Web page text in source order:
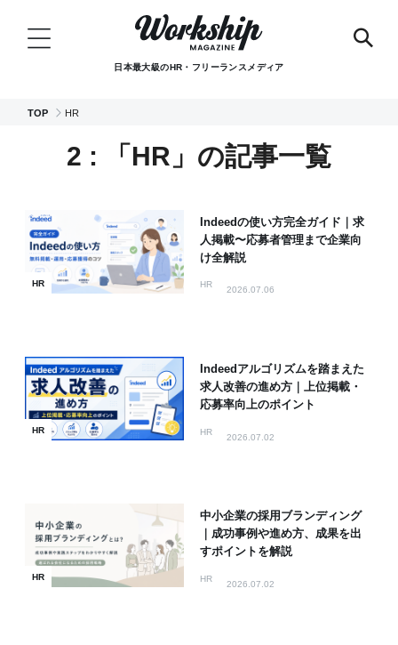
日本最大級のHR・フリーランスメディア
TOP HR
2 : 「HR」の記事一覧
HR
Indeedの使い方完全ガイド｜求
人掲載〜応募者管理まで企業向
け全解説
HR
2026.07.06
HR
Indeedアルゴリズムを踏まえた
求人改善の進め方｜上位掲載・
応募率向上のポイント
HR
2026.07.02
HR
中小企業の採用ブランディング
｜成功事例や進め方、成果を出
すポイントを解説
HR
2026.07.02